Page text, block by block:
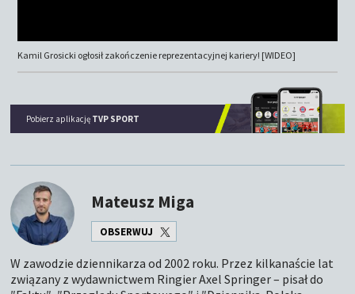
Kamil Grosicki ogłosił zakończenie reprezentacyjnej kariery! [WIDEO]
Pobierz aplikację TVP SPORT
Mateusz Miga
OBSERWUJ
W zawodzie dziennikarza od 2002 roku. Przez kilkanaście lat
związany z wydawnictwem Ringier Axel Springer – pisał do